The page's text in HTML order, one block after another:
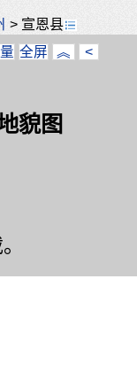
> 宣恩县
全屏 ︽ <
貌图